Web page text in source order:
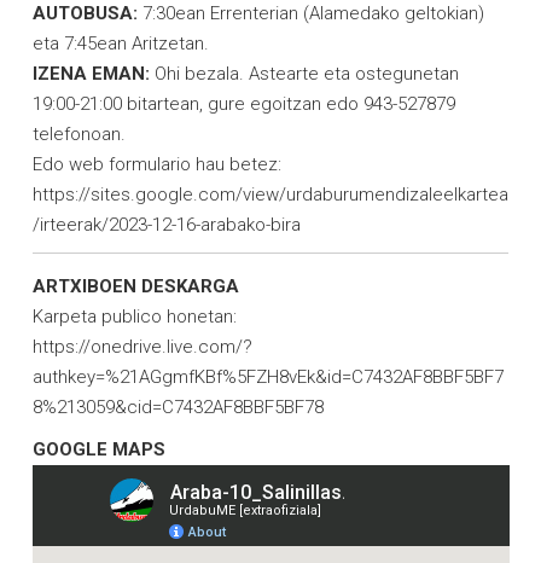
AUTOBUSA: 7:30ean Errenterian (Alamedako geltokian)
eta 7:45ean Aritzetan.
IZENA EMAN: Ohi bezala. Astearte eta ostegunetan
19:00-21:00 bitartean, gure egoitzan edo 943-527879
telefonoan.
Edo web formulario hau betez:
https://sites.google.com/view/urdaburumendizaleelkartea
/irteerak/2023-12-16-arabako-bira
ARTXIBOEN DESKARGA
Karpeta publico honetan:
https://onedrive.live.com/?
authkey=%21AGgmfKBf%5FZH8vEk&id=C7432AF8BBF5BF7
8%213059&cid=C7432AF8BBF5BF78
GOOGLE MAPS